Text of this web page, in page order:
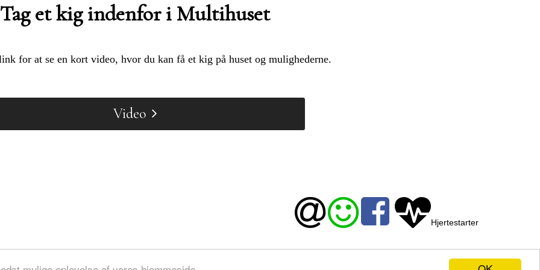
Tag et kig indenfor i Multihuset
for at se en kort video, hvor du kan få et kig på huset og mulighederne.
Video
Hjertestarter
201, Skave : 7500 Holstebro : 25 14 52 78 :